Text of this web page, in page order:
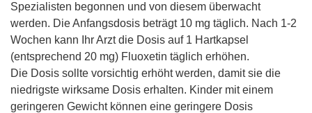
Spezialisten begonnen und von diesem überwacht
werden. Die Anfangsdosis beträgt 10 mg täglich. Nach 1-2
Wochen kann Ihr Arzt die Dosis auf 1 Hartkapsel
(entsprechend 20 mg) Fluoxetin täglich erhöhen.
Die Dosis sollte vorsichtig erhöht werden, damit sie die
niedrigste wirksame Dosis erhalten. Kinder mit einem
geringeren Gewicht können eine geringere Dosis